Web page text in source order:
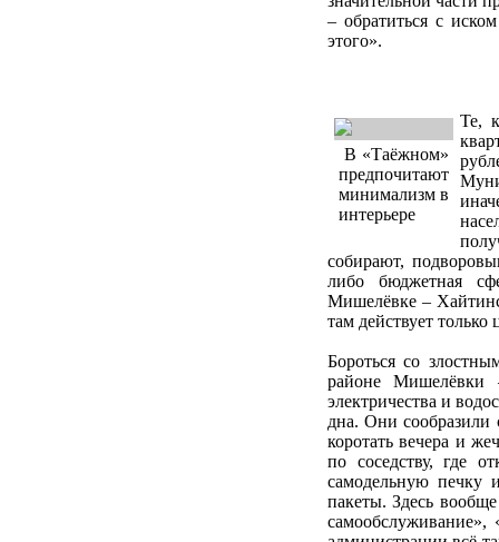
– обратиться с
этого».
В «Таёжном»
предпочитают
минимализм в
интерьере
Те,
собирают,
либо бюджетная
Мишелёвке –
там действует
Бороться со
районе
электричества и
дна. Они сообразили
коротать вечера и
по соседству, где
самодельную печку
пакеты. Здесь
самообслуживание»,